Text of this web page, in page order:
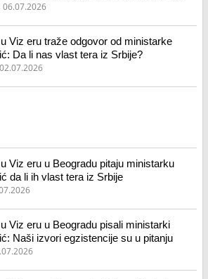
06.07.2026
Viz eru traže odgovor od ministarke
Da li nas vlast tera iz Srbije?
02.07.2026
Viz eru u Beogradu pitaju ministarku
da li ih vlast tera iz Srbije
Viz eru u Beogradu pisali ministarki
Naši izvori egzistencije su u pitanju